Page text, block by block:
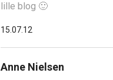
lille blog 🙂
15.07.12
Anne Nielsen